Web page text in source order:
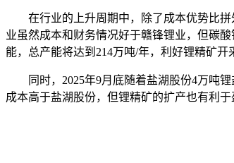
在行业的上升周期中，除了成本优势比
业虽然成本和财务情况好于赣锋锂业，但碳
能，总产能将达到214万吨/年，利好锂精矿开
同时，2025年9月底随着盐湖股份4万吨
成本高于盐湖股份，但锂精矿的扩产也有利